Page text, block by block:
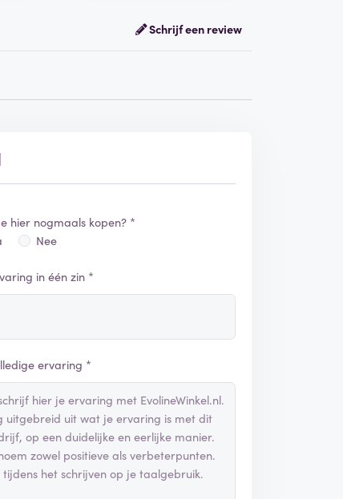
Schrijf een review
hier nogmaals kopen? *
Nee
in één zin *
ervaring *